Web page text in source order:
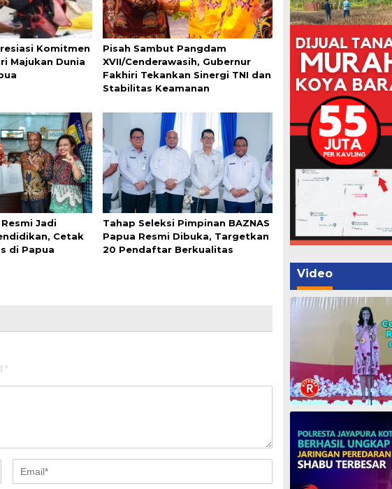
Komitmen
Majukan Dunia
Pisah Sambut Pangdam
XVII/Cenderawasih, Gubernur
Fakhiri Tekankan Sinergi TNI dan
Stabilitas Keamanan
Resmi Jadi
Cetak
di Papua
Tahap Seleksi Pimpinan BAZNAS
Papua Resmi Dibuka, Targetkan
20 Pendaftar Berkualitas
*
Video